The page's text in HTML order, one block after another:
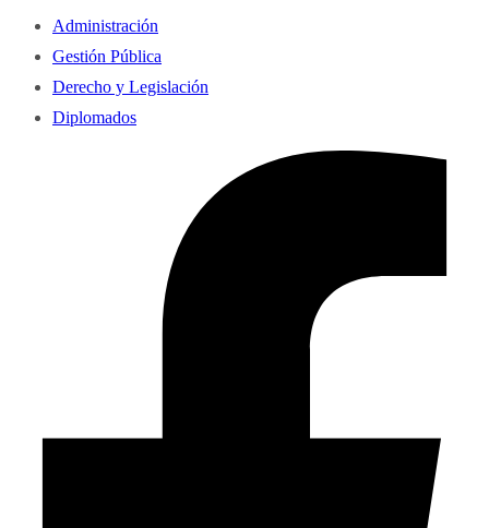
Administración
Gestión Pública
Derecho y Legislación
Diplomados